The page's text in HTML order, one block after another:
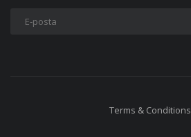
Terms & Conditions